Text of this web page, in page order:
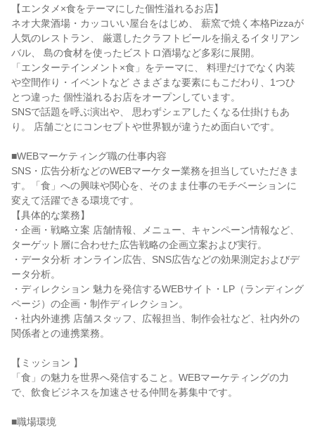
【エンタメ×食をテーマにした個性溢れるお店】
ネオ大衆酒場・カッコいい屋台をはじめ、 薪窯で焼く本格Pizzaが
人気のレストラン、 厳選したクラフトビールを揃えるイタリアン
バル、 島の食材を使ったビストロ酒場など多彩に展開。
「エンターテインメント×食」をテーマに、 料理だけでなく内装
や空間作り・イベントなど さまざまな要素にもこだわり、1つひ
とつ違った 個性溢れるお店をオープンしています。
SNSで話題を呼ぶ演出や、 思わずシェアしたくなる仕掛けもあ
り。 店舗ごとにコンセプトや世界観が違うため面白いです。
■WEBマーケティング職の仕事内容
SNS・広告分析などのWEBマーケター業務を担当していただきま
す。「食」への興味や関心を、そのまま仕事のモチベーションに
変えて活躍できる環境です。
【具体的な業務】
・企画・戦略立案 店舗情報、メニュー、キャンペーン情報など、
ターゲット層に合わせた広告戦略の企画立案および実行。
・データ分析 オンライン広告、SNS広告などの効果測定およびデ
ータ分析。
・ディレクション 魅力を発信するWEBサイト・LP（ランディング
ページ）の企画・制作ディレクション。
・社内外連携 店舗スタッフ、広報担当、制作会社など、社内外の
関係者との連携業務。
【ミッション 】
「食」の魅力を世界へ発信すること。WEBマーケティングの力
で、飲食ビジネスを加速させる仲間を募集中です。
■職場環境